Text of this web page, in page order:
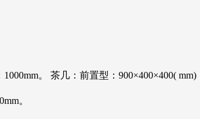
。 茶几：前置型：900×400×400( mm)
。